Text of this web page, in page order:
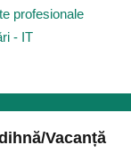
profesionale
- IT
Vacanță